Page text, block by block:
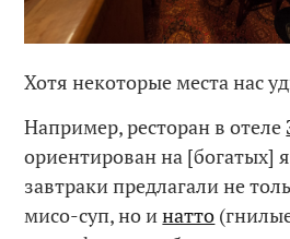
Хотя некоторые места нас
Например, ресторан в отеле
ориентирован на [богатых]
завтраки предлагали не
мисо-суп, но инатто